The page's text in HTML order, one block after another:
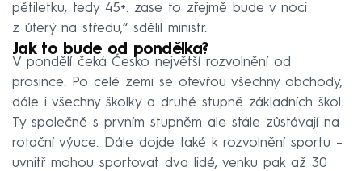
pětiletku, tedy 45+. zase to zřejmě bude v noci
z úterý na středu,“ sdělil ministr.
Jak to bude od pondělka?
V pondělí čeká Česko největší rozvolnění od
prosince. Po celé zemi se otevřou všechny obchody,
dále i všechny školky a druhé stupně základních škol.
Ty společně s prvním stupněm ale stále zůstávají na
rotační výuce. Dále dojde také k rozvolnění sportu –
uvnitř mohou sportovat dva lidé, venku pak až 30